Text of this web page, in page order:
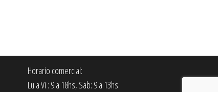
Horario comercial:
Lu a Vi : 9 a 18hs, Sab: 9 a 13hs.